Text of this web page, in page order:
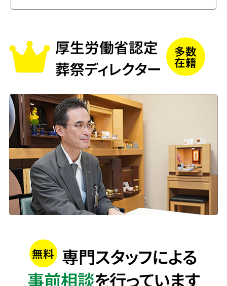
厚生労働省認定
葬祭ディレクター
多数
在籍
無料 専門スタッフによる
事前相談を行っています